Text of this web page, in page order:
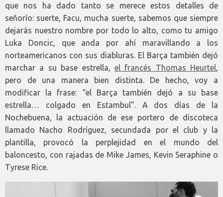
que nos ha dado tanto se merece estos detalles de
señorío: suerte, Facu, mucha suerte, sabemos que siempre
dejarás nuestro nombre por todo lo alto, como tu amigo
Luka Doncic, que anda por ahí maravillando a los
norteamericanos con sus diabluras. El Barça también dejó
marchar a su base estrella, el francés Thomas Heurtel,
pero de una manera bien distinta. De hecho, voy a
modificar la frase: “el Barça también dejó a su base
estrella… colgado en Estambul”. A dos días de la
Nochebuena, la actuación de ese portero de discoteca
llamado Nacho Rodríguez, secundada por el club y la
plantilla, provocó la perplejidad en el mundo del
baloncesto, con rajadas de Mike James, Kevin Seraphine o
Tyrese Rice.